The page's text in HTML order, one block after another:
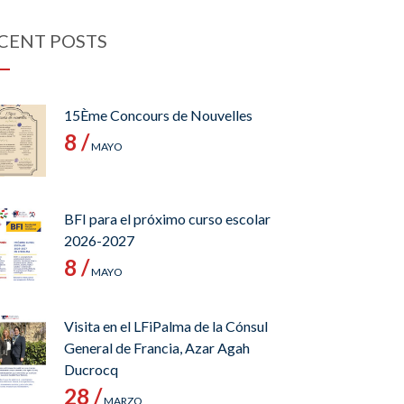
POSTS
15Ème Concours de Nouvelles
8 /MAYO
BFI para el próximo curso escolar
2026-2027
8 /MAYO
Visita en el LFiPalma de la Cónsul
General de Francia, Azar Agah
Ducrocq
28 /MARZO